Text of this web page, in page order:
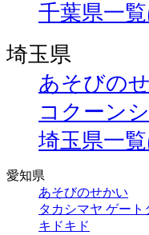
千葉県一
埼玉県
あそびの
コクーン
埼玉県一
愛知県
あそびのせかい
タカシマヤ ゲー
キドキド